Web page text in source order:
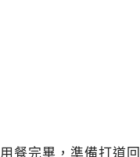
用餐完畢，準備打道